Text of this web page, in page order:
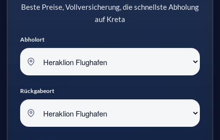
Beste Preise, Vollversicherung, die schnellste Abholung
auf Kreta
Abholort
Rückgabeort